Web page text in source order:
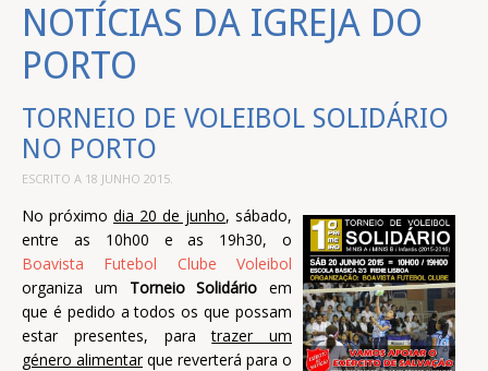
NOTÍCIAS DA IGREJA DO
PORTO
TORNEIO DE VOLEIBOL SOLIDÁRIO
NO PORTO
ESCRITO A 18 JUNHO 2015.
No próximo dia 20 de junho, sábado,
entre as 10h00 e as 19h30, o
Boavista Futebol Clube Voleibol
organiza um Torneio Solidário em
que é pedido a todos os que possam
estar presentes, paratrazer um
género alimentarque reverterá para o